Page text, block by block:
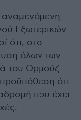
Εξωτερικών
ότι, στο
όλων των
του Ορμούζ
ότι
που έχει